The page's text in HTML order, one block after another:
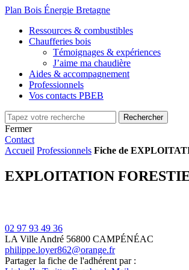
Plan Bois Énergie Bretagne
Ressources & combustibles
Chaufferies bois
Témoignages & expériences
J’aime ma chaudière
Aides & accompagnement
Professionnels
Vos contacts PBEB
Fermer
Contact
Accueil Professionnels Fiche de
EXPLOITATION
02 97 93 49 36
LA Ville André 56800 CAMPÉNÉAC
philippe.loyer862@orange.fr
Partager la fiche de l'adhérent par :